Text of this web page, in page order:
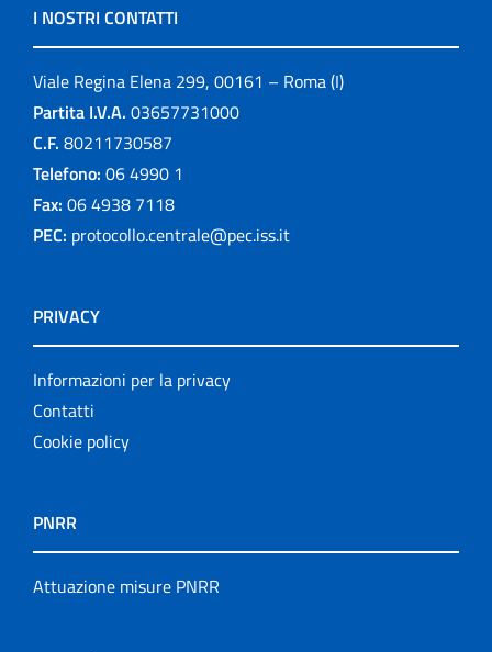
I NOSTRI CONTATTI
Viale Regina Elena 299, 00161 – Roma (I)
Partita I.V.A. 03657731000
C.F. 80211730587
Telefono: 06 4990 1
Fax: 06 4938 7118
PEC: protocollo.centrale@pec.iss.it
PRIVACY
Informazioni per la privacy
Contatti
Cookie policy
PNRR
Attuazione misure PNRR